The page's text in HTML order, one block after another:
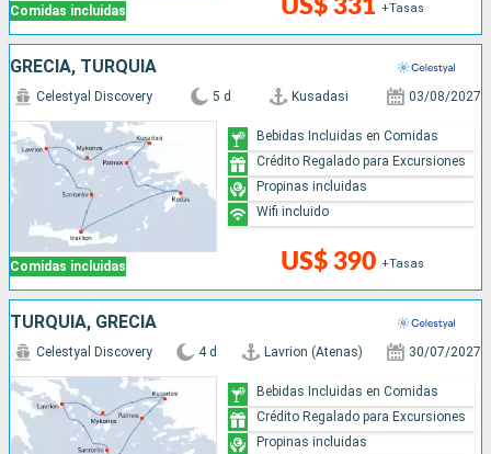
Comidas incluidas US$ 331 +Tasas
GRECIA, TURQUÍA
Comidas incluidas
Celestyal Discovery 5 d Kusadasi 03/08/2027
US$ 390 +Tasas
Bebidas Incluidas en Comidas
Crédito Regalado para Excursiones
Propinas incluidas
Wifi incluido
TURQUÍA, GRECIA
Celestyal Discovery 4 d Lavrion (Atenas) 30/07/2027
Bebidas Incluidas en Comidas
Crédito Regalado para Excursiones
Propinas incluidas